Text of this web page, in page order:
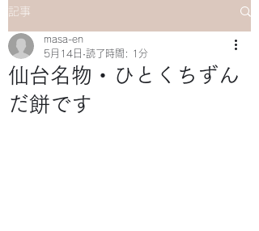
記事
仙台名物・ひとくちずん
だ餅です
masa-en
5月14日 読了時間: 1分